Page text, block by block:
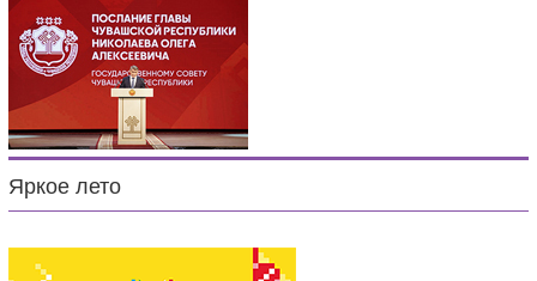
Яркое лето